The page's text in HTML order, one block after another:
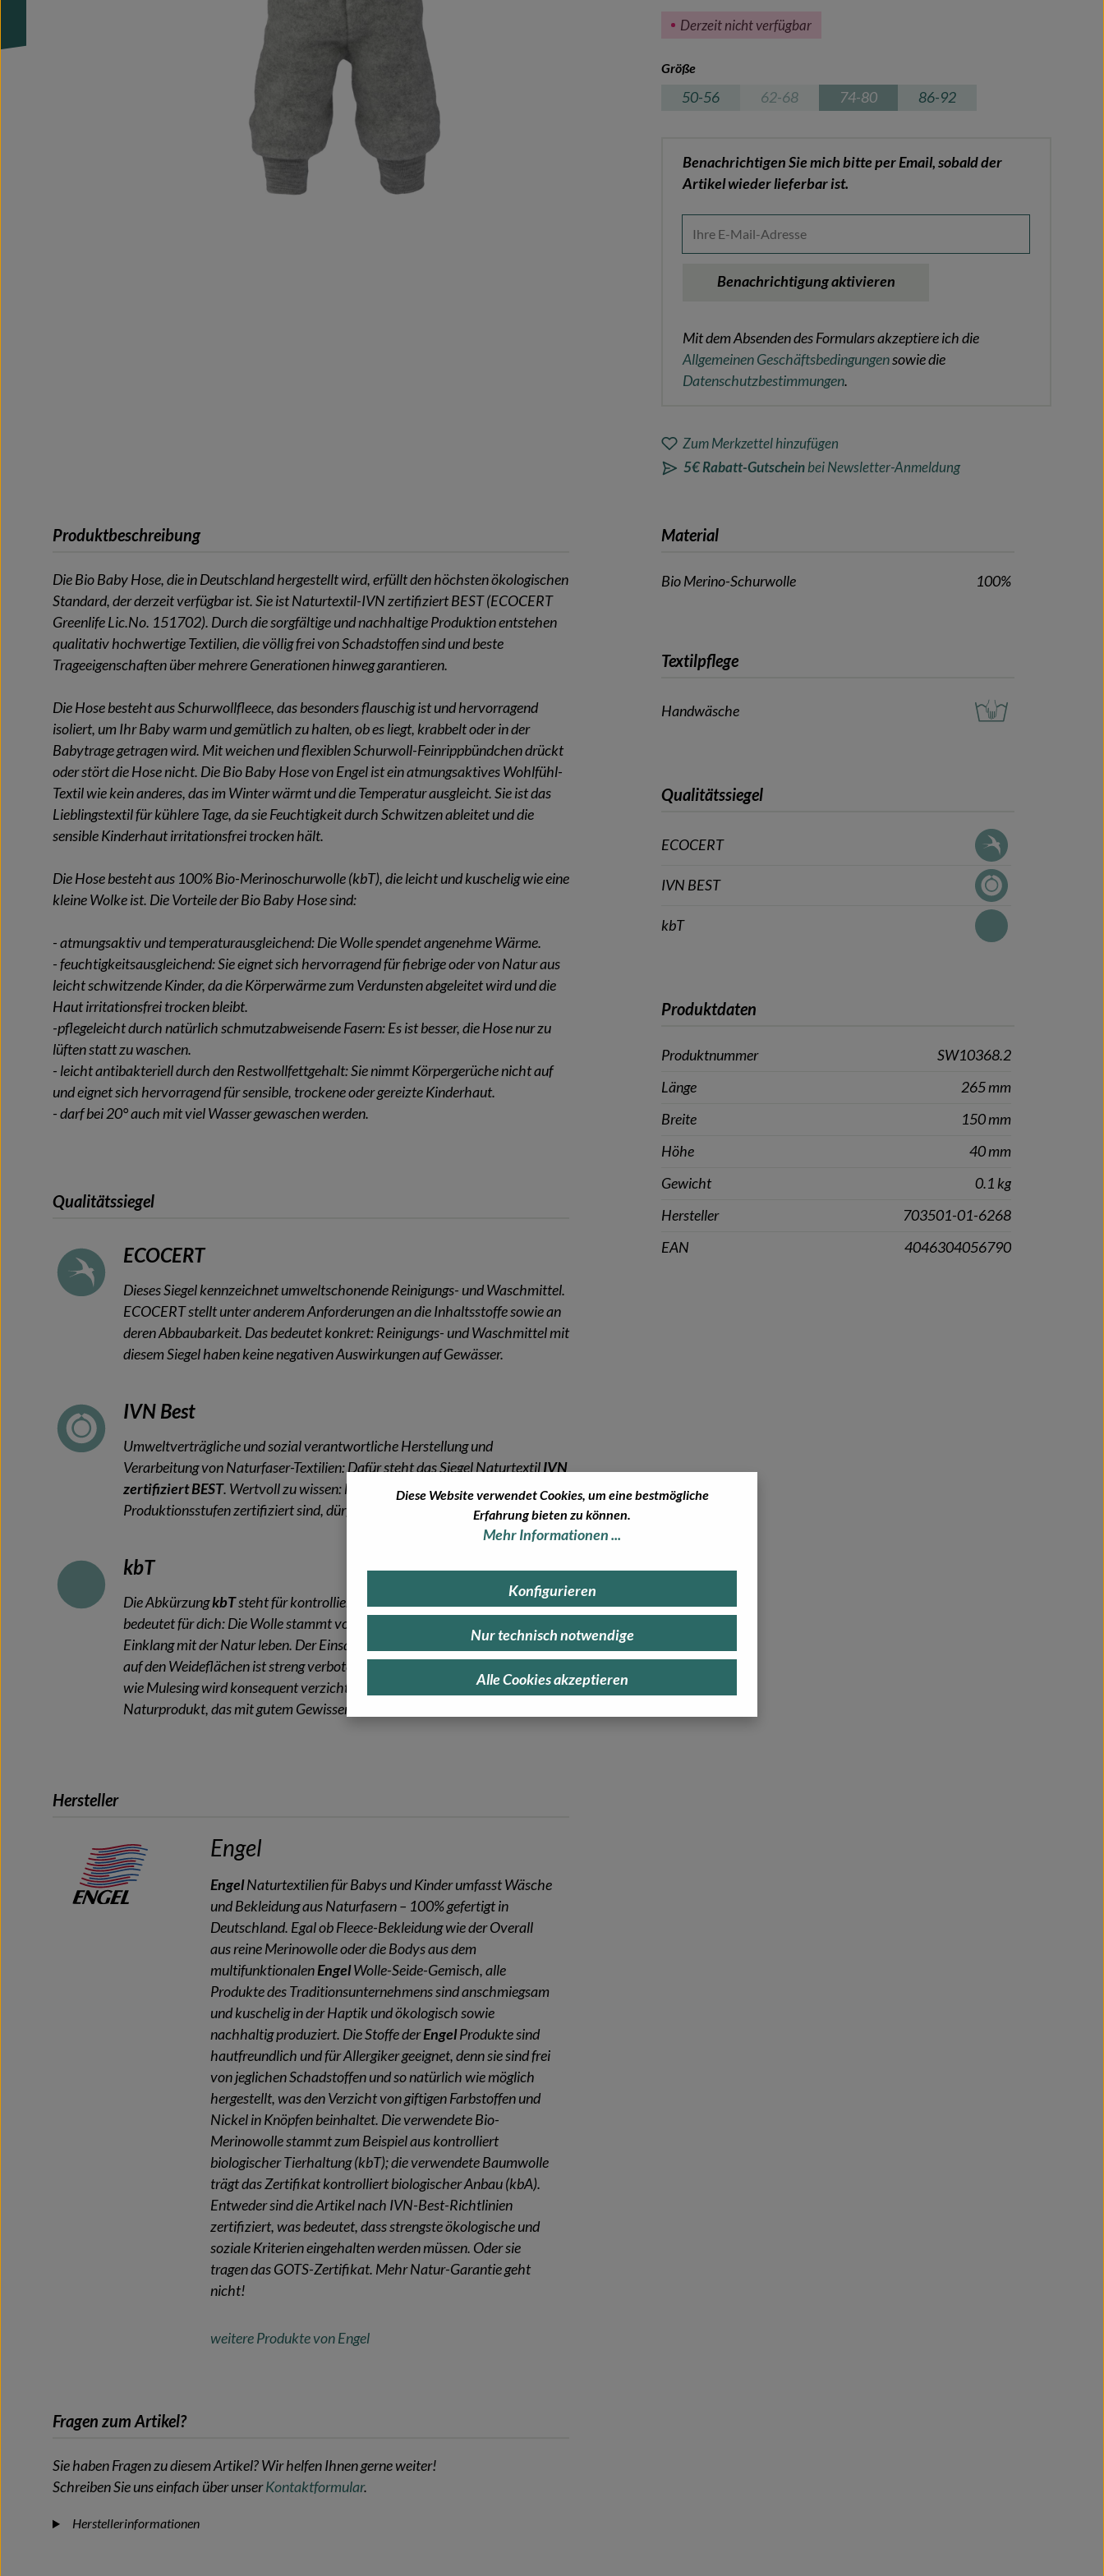
Derzeit nicht verfügbar
Größeauswählen
50-56 62-68
(Diese Option ist zurzeit nicht verfügbar.)
74-80
(Diese Option ist zurzeit nicht verfügbar.)
86-92
Benachrichtigen Sie mich bitte per Email, sobald der
Artikel wieder lieferbar ist.
Benachrichtigung aktivieren
Mit dem Absenden des Formulars akzeptiere ich die
Allgemeinen Geschäftsbedingungensowie die
Datenschutzbestimmungen.
Zum Merkzettel hinzufügen
5€ Rabatt-Gutscheinbei Newsletter-Anmeldung
Produktbeschreibung
Die Bio Baby Hose, die in Deutschland hergestellt wird, erfüllt den höchsten ökologischen
Standard, der derzeit verfügbar ist. Sie ist Naturtextil-IVN zertifiziert BEST (ECOCERT
Greenlife Lic.No. 151702). Durch die sorgfältige und nachhaltige Produktion entstehen
qualitativ hochwertige Textilien, die völlig frei von Schadstoffen sind und beste
Trageeigenschaften über mehrere Generationen hinweg garantieren.
Die Hose besteht aus Schurwollfleece, das besonders flauschig ist und hervorragend
isoliert, um Ihr Baby warm und gemütlich zu halten, ob es liegt, krabbelt oder in der
Babytrage getragen wird. Mit weichen und flexiblen Schurwoll-Feinrippbündchen drückt
oder stört die Hose nicht. Die Bio Baby Hose von Engel ist ein atmungsaktives Wohlfühl-
Textil wie kein anderes, das im Winter wärmt und die Temperatur ausgleicht. Sie ist das
Lieblingstextil für kühlere Tage, da sie Feuchtigkeit durch Schwitzen ableitet und die
sensible Kinderhaut irritationsfrei trocken hält.
Die Hose besteht aus 100% Bio-Merinoschurwolle (kbT), die leicht und kuschelig wie eine
kleine Wolke ist. Die Vorteile der Bio Baby Hose sind:
- atmungsaktiv und temperaturausgleichend: Die Wolle spendet angenehme Wärme.
- feuchtigkeitsausgleichend: Sie eignet sich hervorragend für fiebrige oder von Natur aus
leicht schwitzende Kinder, da die Körperwärme zum Verdunsten abgeleitet wird und die
Haut irritationsfrei trocken bleibt.
-pflegeleicht durch natürlich schmutzabweisende Fasern: Es ist besser, die Hose nur zu
lüften statt zu waschen.
- leicht antibakteriell durch den Restwollfettgehalt: Sie nimmt Körpergerüche nicht auf
und eignet sich hervorragend für sensible, trockene oder gereizte Kinderhaut.
- darf bei 20° auch mit viel Wasser gewaschen werden.
Qualitätssiegel
ECOCERT
Dieses Siegel kennzeichnet umweltschonende Reinigungs- und Waschmittel.
ECOCERT stellt unter anderem Anforderungen an die Inhaltsstoffe sowie an
deren Abbaubarkeit. Das bedeutet konkret: Reinigungs- und Waschmittel mit
diesem Siegel haben keine negativen Auswirkungen auf Gewässer.
IVN Best
Umweltverträgliche und sozial verantwortliche Herstellung und
Verarbeitung von Naturfaser-Textilien: Dafür steht das Siegel NaturtextilIVN
zertifiziert BEST. Wertvoll zu wissen: Nur Produkte, in denen alle
Produktionsstufen zertifiziert sind, dürfen das Siegel tragen.
kbT
Die AbkürzungkbTsteht für kontrolliert biologische Tierhaltung. Das
bedeutet für dich: Die Wolle stammt von Tieren, die artgerecht und im
Einklang mit der Natur leben. Der Einsatz von Pestiziden oder Düngemitteln
auf den Weideflächen ist streng verboten, und auf schmerzhafte Praktiken
wie Mulesing wird konsequent verzichtet. So erhältst du ein reines
Naturprodukt, das mit gutem Gewissen wärmt.
Hersteller
Engel
EngelNaturtextilien für Babys und Kinder umfasst Wäsche
und Bekleidung aus Naturfasern – 100% gefertigt in
Deutschland. Egal ob Fleece-Bekleidung wie der Overall
aus reine Merinowolle oder die Bodys aus dem
multifunktionalenEngelWolle-Seide-Gemisch, alle
Produkte des Traditionsunternehmens sind anschmiegsam
und kuschelig in der Haptik und ökologisch sowie
nachhaltig produziert. Die Stoffe derEngelProdukte sind
hautfreundlich und für Allergiker geeignet, denn sie sind frei
von jeglichen Schadstoffen und so natürlich wie möglich
hergestellt, was den Verzicht von giftigen Farbstoffen und
Nickel in Knöpfen beinhaltet. Die verwendete Bio-
Merinowolle stammt zum Beispiel aus kontrolliert
biologischer Tierhaltung (kbT); die verwendete Baumwolle
trägt das Zertifikat kontrolliert biologischer Anbau (kbA).
Entweder sind die Artikel nach IVN-Best-Richtlinien
zertifiziert, was bedeutet, dass strengste ökologische und
soziale Kriterien eingehalten werden müssen. Oder sie
tragen das GOTS-Zertifikat. Mehr Natur-Garantie geht
nicht!
weitere Produkte von Engel
Fragen zum Artikel?
Sie haben Fragen zu diesem Artikel? Wir helfen Ihnen gerne weiter!
Schreiben Sie uns einfach über unserKontaktformular.
Herstellerinformationen
Material
Bio Merino-Schurwolle 100%
Textilpflege
Handwäsche
Qualitätssiegel
ECOCERT
IVN BEST
kbT
Produktdaten
Produktnummer
SW10368.2
Länge
265 mm
Breite
150 mm
Höhe
40 mm
Gewicht
0.1 kg
Hersteller
703501-01-6268
EAN
4046304056790
Diese Website verwendet Cookies, um eine bestmögliche
Erfahrung bieten zu können.
Mehr Informationen ...
Alle Cookies akzeptieren
Konfigurieren
Nur technisch notwendige